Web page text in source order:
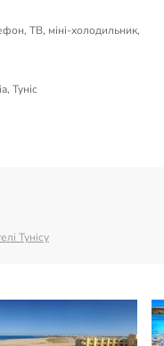
ТВ, міні-холодильник,
Туніс
Тунісу